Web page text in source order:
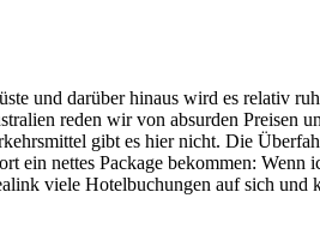
und darüber hinaus wird es relativ
reden wir von absurden Preisen
gibt es hier nicht. Die
ein nettes Package bekommen: Wenn
viele Hotelbuchungen auf sich und